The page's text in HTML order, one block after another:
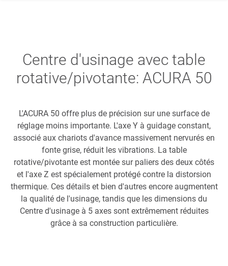
Centre d'usinage avec table
rotative/pivotante: ACURA 50
L'ACURA 50 offre plus de précision sur une surface de
réglage moins importante. L'axe Y à guidage constant,
associé aux chariots d'avance massivement nervurés en
fonte grise, réduit les vibrations. La table
rotative/pivotante est montée sur paliers des deux côtés
et l'axe Z est spécialement protégé contre la distorsion
thermique. Ces détails et bien d'autres encore augmentent
la qualité de l'usinage, tandis que les dimensions du
Centre d'usinage à 5 axes sont extrêmement réduites
grâce à sa construction particulière.